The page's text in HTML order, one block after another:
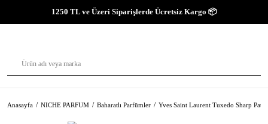
1250 TL ve Üzeri Siparişlerde Ücretsiz Kargo 📦
Anasayfa NICHE PARFUM Baharatlı Parfümler Yves Saint Laurent Tuxedo Sharp